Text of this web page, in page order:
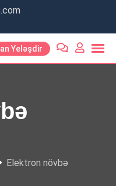
Yeləşdir
Elektron növbə